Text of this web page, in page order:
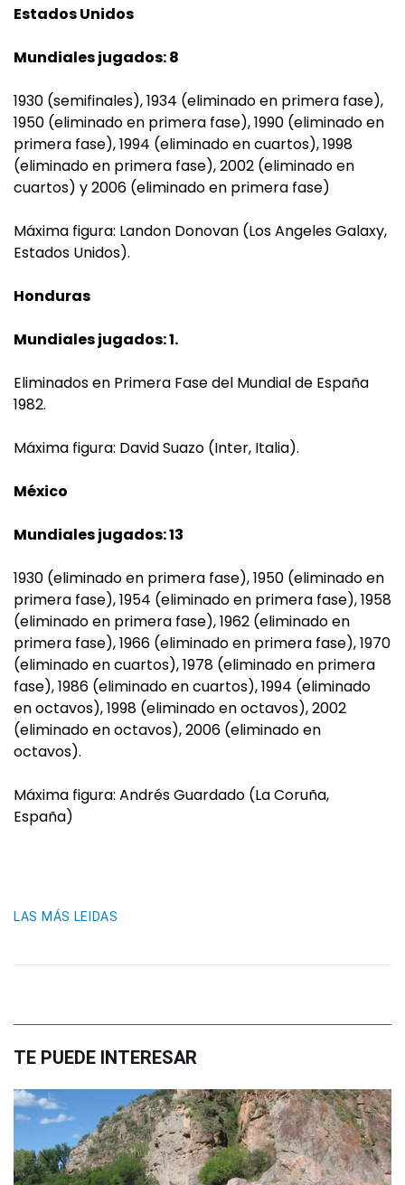
Estados Unidos
Mundiales jugados: 8
1930 (semifinales), 1934 (eliminado en primera fase),
1950 (eliminado en primera fase), 1990 (eliminado en
primera fase), 1994 (eliminado en cuartos), 1998
(eliminado en primera fase), 2002 (eliminado en
cuartos) y 2006 (eliminado en primera fase)
Máxima figura: Landon Donovan (Los Angeles Galaxy,
Estados Unidos).
Honduras
Mundiales jugados: 1.
Eliminados en Primera Fase del Mundial de España
1982.
Máxima figura: David Suazo (Inter, Italia).
México
Mundiales jugados: 13
1930 (eliminado en primera fase), 1950 (eliminado en
primera fase), 1954 (eliminado en primera fase), 1958
(eliminado en primera fase), 1962 (eliminado en
primera fase), 1966 (eliminado en primera fase), 1970
(eliminado en cuartos), 1978 (eliminado en primera
fase), 1986 (eliminado en cuartos), 1994 (eliminado
en octavos), 1998 (eliminado en octavos), 2002
(eliminado en octavos), 2006 (eliminado en
octavos).
Máxima figura: Andrés Guardado (La Coruña,
España)
LAS MÁS LEIDAS
TE PUEDE INTERESAR